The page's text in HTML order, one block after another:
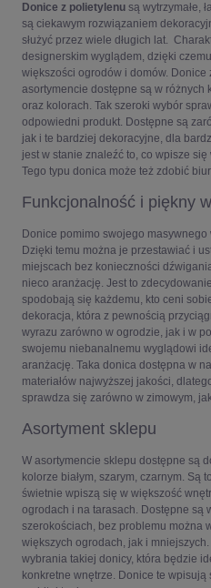
Donice z polietylenu są wytrzymałe,
są ciekawym rozwiązaniem
służyć przez wiele długich lat.
designerskim wyglądem, dzięki
większości ogrodów i domów. Donice
asortymencie dostępne są w różnych
oraz kolorach. Tak szeroki wybór
odpowiedni produkt. Dostępne są
jak i te bardziej dekoracyjne, dla
jest w stanie znaleźć to, co wpisze
Tego typu donica może też zdobić
Funkcjonalność i piękny
Donice pomimo swojego
Dzięki temu można je przestawiać i
miejscach bez konieczności
nieco aranżację. Jest to
spodobają się każdemu, kto ceni
dekoracja, która z pewnością
wyrazu zarówno w ogrodzie, jak i w
swojemu niebanalnemu wyglądowi
aranżację. Taka donica dostępna w
materiałów najwyższej jakości,
sprawdza się zarówno w zimowym,
Asortyment sklepu
W asortymencie sklepu dostępne są
kolorze białym, szarym, czarnym. Są
świetnie wpiszą się w większość
ogrodach i na tarasach. Dostępne są
szerokościach, bez problemu można
większych ogrodach, jak i
wybrania takiej donicy, która będzie
konkretne wnętrze. Donice te